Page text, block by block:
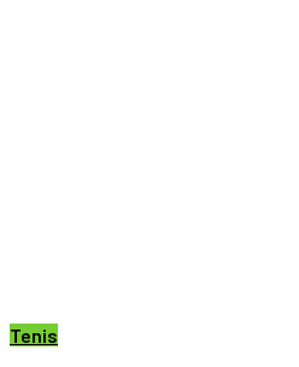
Tenis